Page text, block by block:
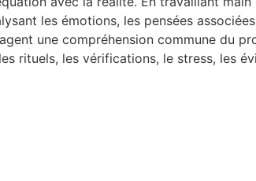
les émotions, les pensées
une compréhension commune du
rituels, les vérifications, le stress, les